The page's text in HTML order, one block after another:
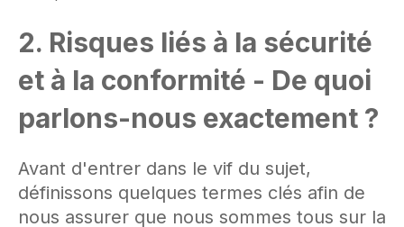
2. Risques liés à la sécurité
et à la conformité - De quoi
parlons-nous exactement ?
Avant d'entrer dans le vif du sujet,
définissons quelques termes clés afin de
nous assurer que nous sommes tous sur la